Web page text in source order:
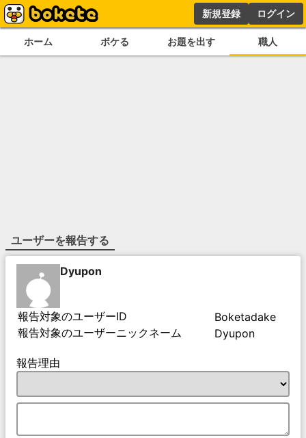
新規登録 ログイン
ホーム ボケる お題を出す 職人
ユーザーを報告する
Dyupon
報告対象のユーザーID
Boketadake
報告対象のユーザーニックネーム
Dyupon
報告理由